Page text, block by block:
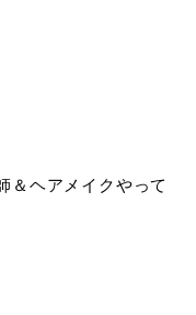
＆ヘアメイクやって